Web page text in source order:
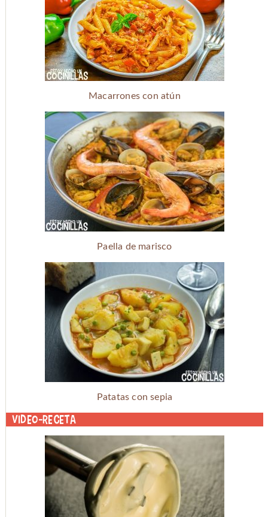
Macarrones con atún
Paella de marisco
Patatas con sepia
Video-receta